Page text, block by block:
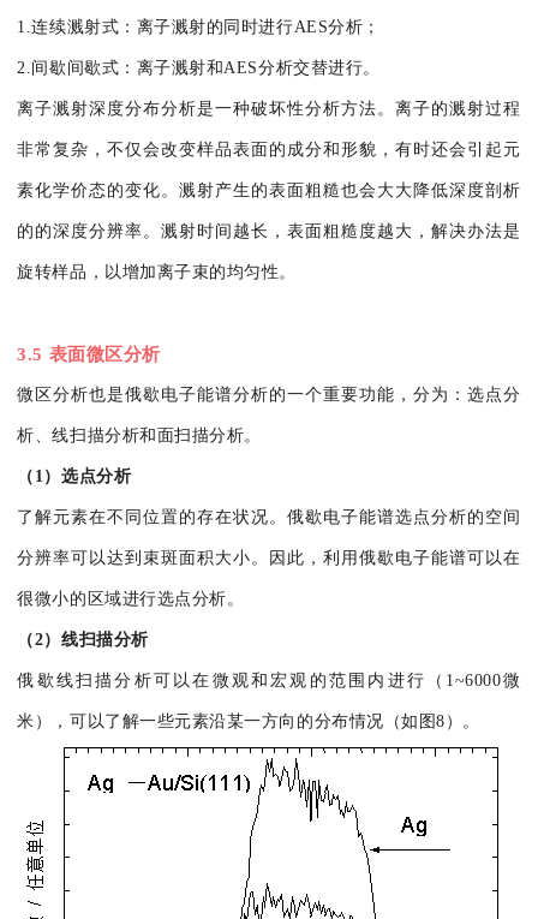
1.连续溅射式：离子溅射的同时进行AES分析；
2.间歇间歇式：离子溅射和AES分析交替进行。
离子溅射深度分布分析是一种破坏性分析方法。离子的溅射过程
非常复杂，不仅会改变样品表面的成分和形貌，有时还会引起元
素化学价态的变化。溅射产生的表面粗糙也会大大降低深度剖析
的的深度分辨率。溅射时间越长，表面粗糙度越大，解决办法是
旋转样品，以增加离子束的均匀性。
3.5 表面微区分析
微区分析也是俄歇电子能谱分析的一个重要功能，分为：选点分
析、线扫描分析和面扫描分析。
（1）选点分析
了解元素在不同位置的存在状况。俄歇电子能谱选点分析的空间
分辨率可以达到束斑面积大小。因此，利用俄歇电子能谱可以在
很微小的区域进行选点分析。
（2）线扫描分析
俄歇线扫描分析可以在微观和宏观的范围内进行（1~6000微
米），可以了解一些元素沿某一方向的分布情况（如图8）。